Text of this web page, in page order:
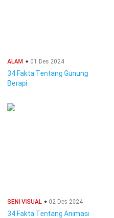
ALAM 01 Des 2024
34 Fakta Tentang Gunung
Berapi
SENI VISUAL 02 Des 2024
34 Fakta Tentang Animasi